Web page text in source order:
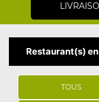
Restaurant(s)
TOUS